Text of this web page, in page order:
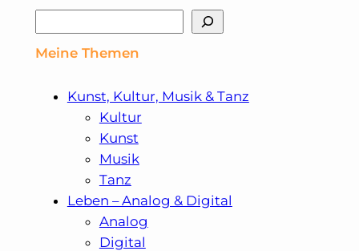
Statements
Meine Themen
Kunst, Kultur, Musik & Tanz
Kultur
Kunst
Musik
Tanz
Leben – Analog & Digital
Analog
Digital